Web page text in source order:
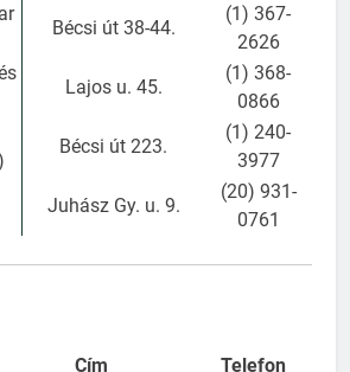
Bécsi út 38-44.
(1) 367-
2626
Lajos u. 45.
(1) 368-
0866
Bécsi út 223.
(1) 240-
3977
Juhász Gy. u. 9.
(20) 931-
0761
Cím
Telefon